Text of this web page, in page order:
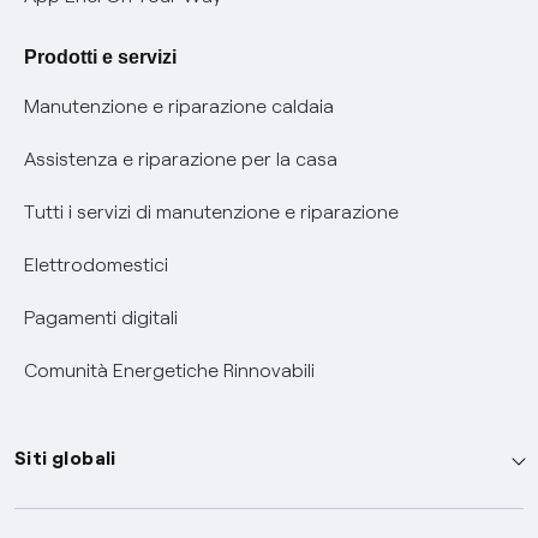
Agevolazione utenti con disabilità per offerte Fibra
Informativa RAEE
Prodotti e servizi
Manutenzione e riparazione caldaia
Assistenza e riparazione per la casa
Tutti i servizi di manutenzione e riparazione
Elettrodomestici
Pagamenti digitali
Comunità Energetiche Rinnovabili
Siti globali